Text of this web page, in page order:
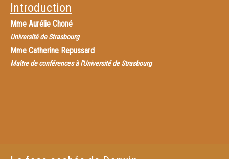
Introduction
Mme Aurélie Choné
Université de Strasbourg
Mme Catherine Repussard
Maître de conférences à l'Université de Strasbourg